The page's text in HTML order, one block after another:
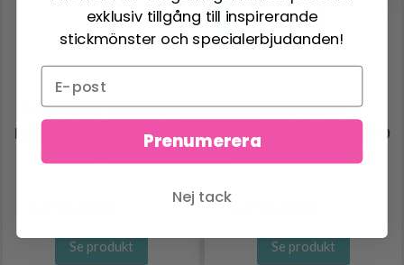
PAPER LINE FANTASY
KARTONG A4, 180 G, 10
Se produkt
PAPER LINE
DESIGNPAPPER A4, 100
G, 20 MOTIV, 40 ARK
61.95 SEK
Se produkt
exklusiv tillgång till inspirerande
stickmönster och specialerbjudanden!
Prenumerera
Nej tack